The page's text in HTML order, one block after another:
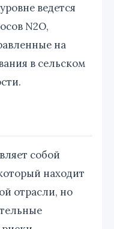
ведется
N2O,
на
в сельском
собой
находит
отрасли, но